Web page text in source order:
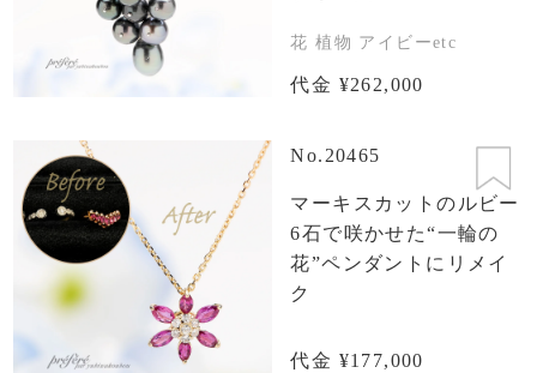
花 植物 アイビーetc
代金 ¥262,000
No.20465
マーキスカットのルビー
6石で咲かせた“一輪の
花”ペンダントにリメイ
ク
代金 ¥177,000